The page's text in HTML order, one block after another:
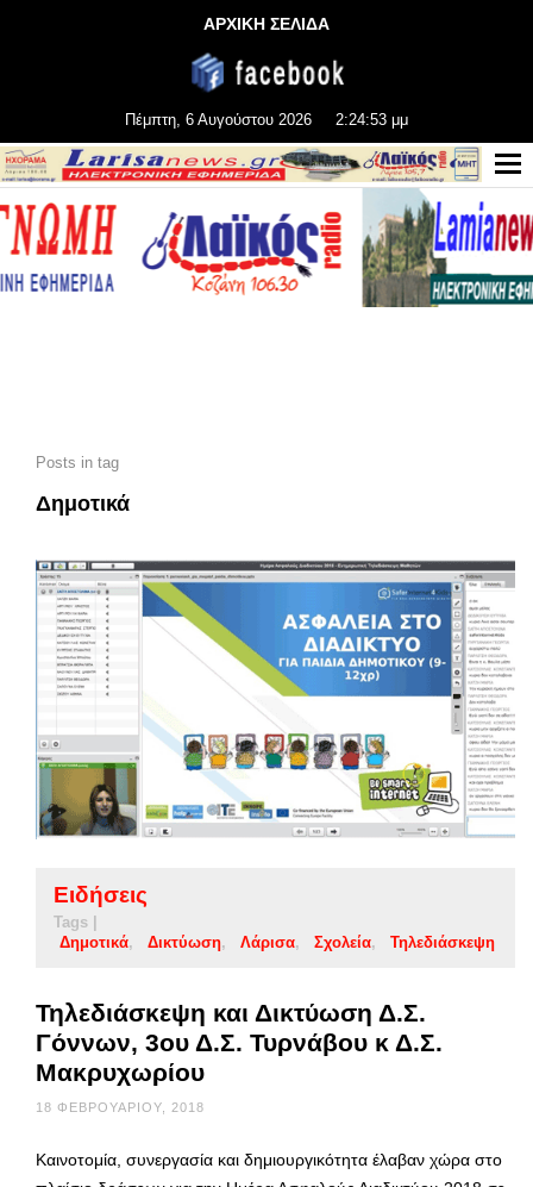
ΑΡΧΙΚΗ ΣΕΛΙΔΑ
Πέμπτη, 6 Αυγούστου 2026 2:24:53 μμ
Posts in tag
Δημοτικά
Ειδήσεις
Tags |
Δημοτικά
Δικτύωση Λάρισα Σχολεία Τηλεδιάσκεψη
Τηλεδιάσκεψη και Δικτύωση Δ.Σ.
Γόννων, 3ου Δ.Σ. Τυρνάβου κ Δ.Σ.
Μακρυχωρίου
18 ΦΕΒΡΟΥΑΡΊΟΥ, 2018
Καινοτομία, συνεργασία και δημιουργικότητα έλαβαν χώρα στο